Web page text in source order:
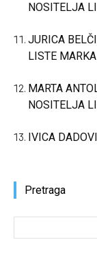
NOSITELJA
JURICA
LISTE
MARTA
NOSITELJA
IVICA
Pretraga